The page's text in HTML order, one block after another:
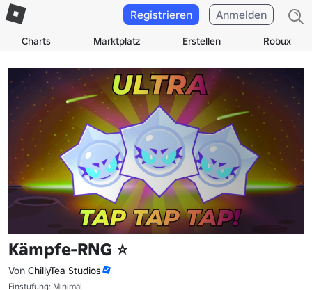
Charts Marktplatz Erstellen Robux
Registrieren Anmelden
Kämpfe-RNG ⭐
Von ChillyTea Studios
Einstufung: Minimal